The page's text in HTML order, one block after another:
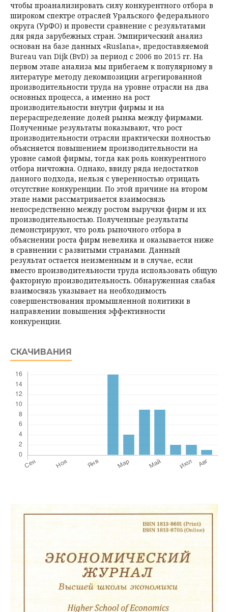
чтобы проанализировать силу конкурентного отбора в
широком спектре отраслей Уральского федерального
округа (УрФО) и провести сравнение с результатами
для ряда зарубежных стран. Эмпирический анализ
основан на базе данных «Ruslana», предоставляемой
Bureau van Dijk (BvD) за период с 2006 по 2015 гг. На
первом этапе анализа мы прибегаем к популярному в
литературе методу декомпозиции агрегированной
производительности труда на уровне отрасли на два
основных процесса, а именно на рост
производительности внутри фирмы и на
перераспределение долей рынка между фирмами.
Полученные результаты показывают, что рост
производительности отрасли практически полностью
объясняется повышением производительности на
уровне самой фирмы, тогда как роль конкурентного
отбора ничтожна. Однако, ввиду ряда недостатков
данного подхода, нельзя с уверенностью отрицать
отсутствие конкуренции. По этой причине на втором
этапе нами рассматривается взаимосвязь
непосредственно между ростом выручки фирм и их
производительностью. Полученные результаты
демонстрируют, что роль рыночного отбора в
объяснении роста фирм невелика и оказывается ниже
в сравнении с развитыми странами. Данный
результат остается неизменным и в случае, если
вместо производительности труда использовать общую
факторную производительность. Обнаруженная слабая
взаимосвязь указывает на необходимость
совершенствования промышленной политики в
направлении повышения эффективности
конкуренции.
СКАЧИВАНИЯ